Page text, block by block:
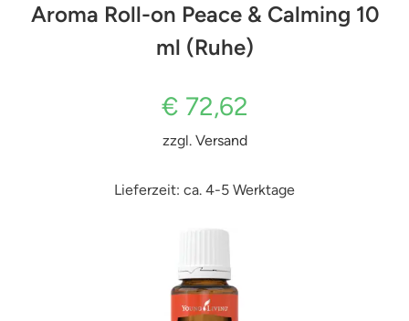
Aroma Roll-on Peace & Calming 10
ml (Ruhe)
€ 72,62
zzgl. Versand
Lieferzeit: ca. 4-5 Werktage